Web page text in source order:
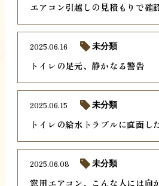
エアコン引越しの見積もりで確
トイレの足元、静かなる警告
2025.06.16 未分類
トイレの給水トラブルに直面し
2025.06.15 未分類
窓用エアコン、こんな人には向
2025.06.08 未分類